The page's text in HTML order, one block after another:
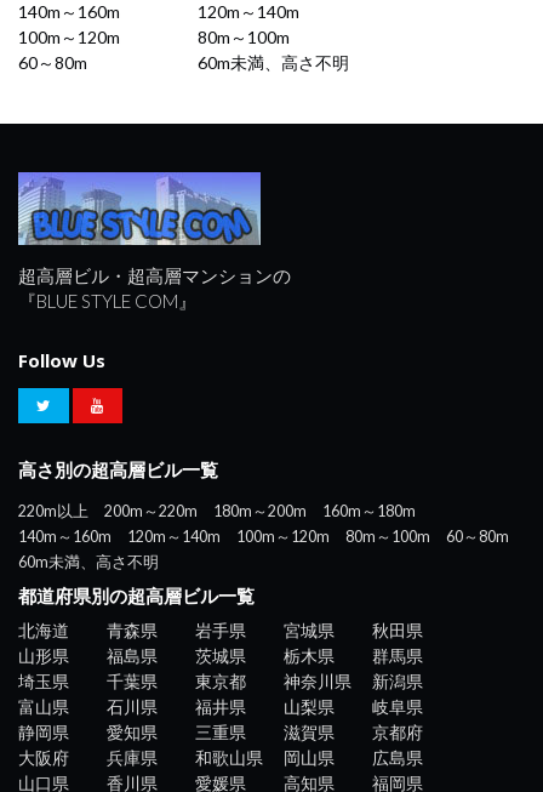
140m～160m
120m～140m
100m～120m
80m～100m
60～80m
60m未満、高さ不明
超高層ビル・超高層マンションの
『BLUE STYLE COM』
Follow Us
高さ別の超高層ビル一覧
220m以上 200m～220m 180m～200m
160m～180m
140m～160m
120m～140m 100m～120m 80m～100m
60～80m
60m未満、高さ不明
都道府県別の超高層ビル一覧
北海道 青森県 岩手県 宮城県
秋田県
山形県
福島県 茨城県 栃木県
群馬県
埼玉県
千葉県 東京都 神奈川県
新潟県
富山県
石川県 福井県 山梨県
岐阜県
静岡県
愛知県 三重県 滋賀県
京都府
大阪府
兵庫県 和歌山県 岡山県
広島県
山口県
香川県 愛媛県 高知県 福岡県